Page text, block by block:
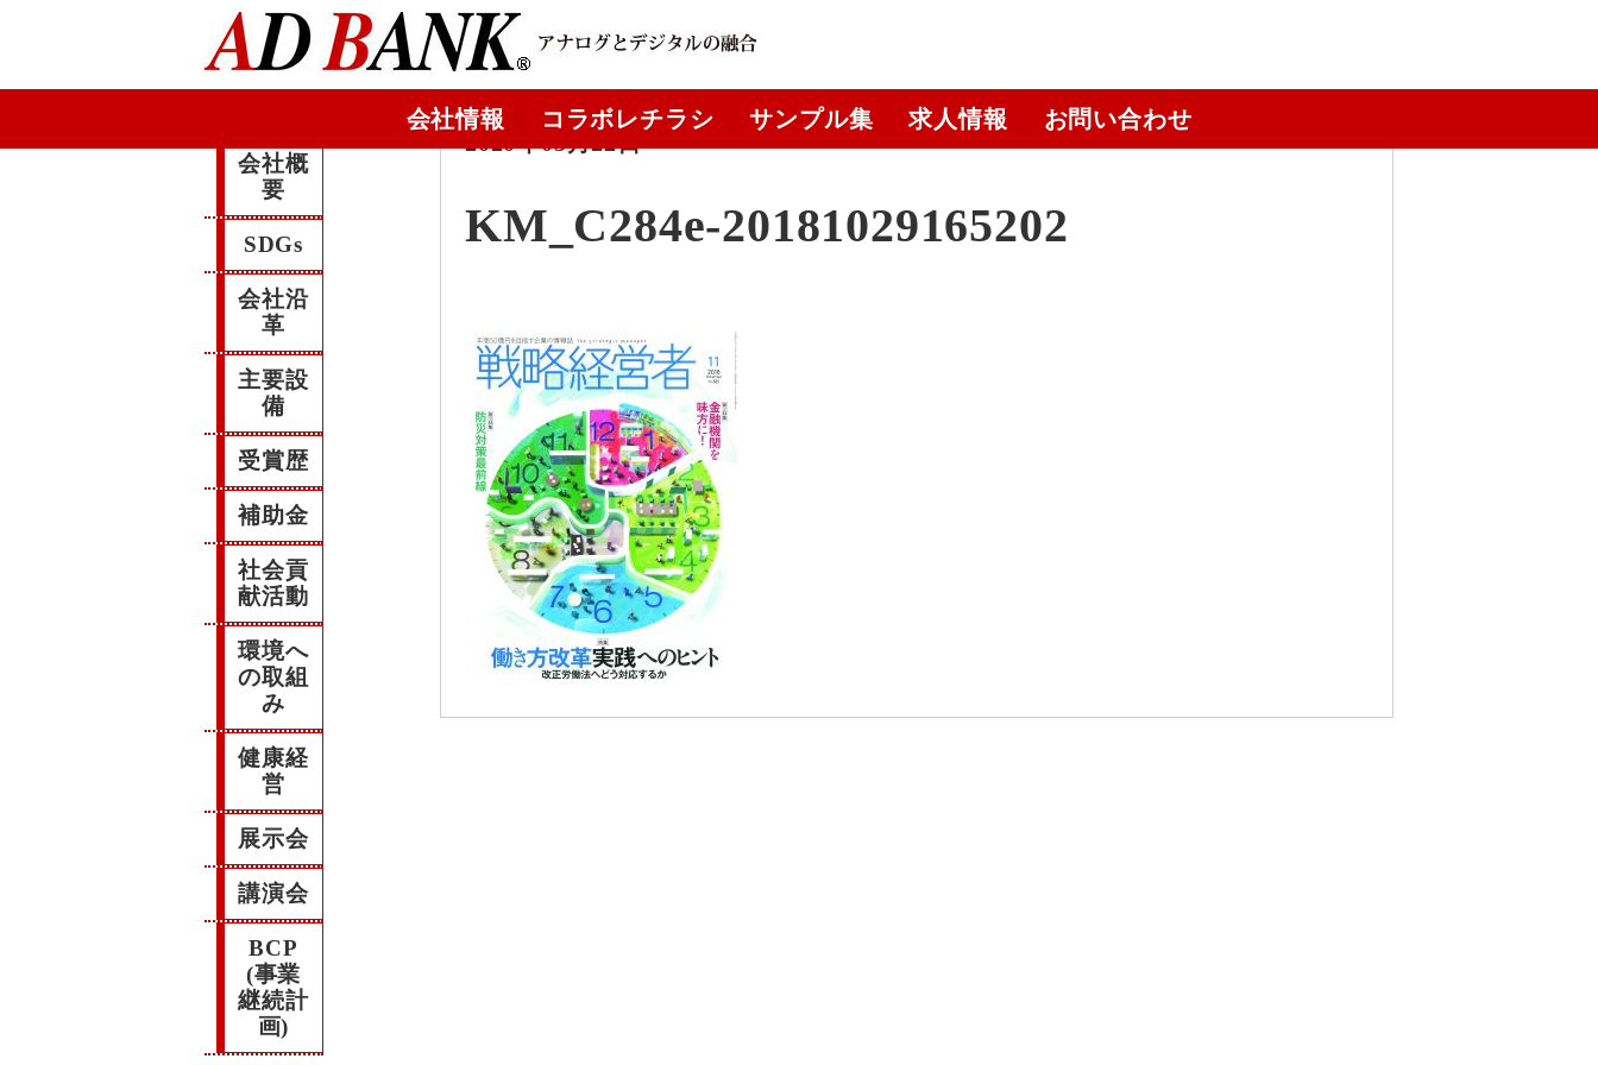
会社情報 コラボレチラシ サンプル集 求人情報 お問い合わせ
会社概
要
SDGs
会社沿
革
主要設
備
受賞歴
補助金
社会貢
献活動
環境へ
の取組
み
健康経
営
展示会
講演会
BCP
(事業
継続計
画)
2020年05月22日
KM_C284e-20181029165202